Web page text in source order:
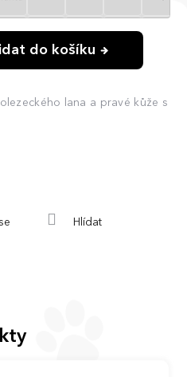
do košíku
lana a pravé kůže s
Hlídat